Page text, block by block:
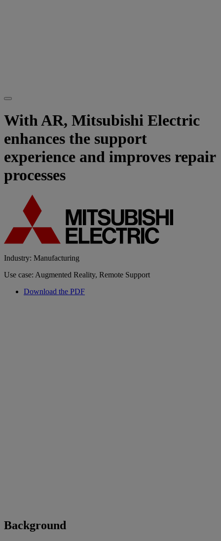
With AR, Mitsubishi Electric
enhances the support
experience and improves repair
processes
Industry: Manufacturing
Use case: Augmented Reality, Remote Support
Download the PDF
Background